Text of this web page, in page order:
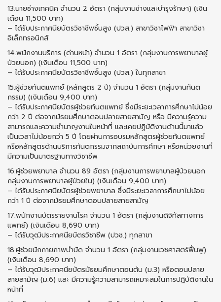
13.นายช่างเทคนิค จํานวน 2 อัตรา (กลุ่มงานช่างและบำรุงรักษา) (เงิน
เดือน 11,500 บาท)
– ได้รับประกาศนียบัตรวิชาชีพชั้นสูง (ปวส.) สาขาวิชาไฟฟ้า สาขาวิชา
อิเล็กทรอนิกส์
14.พนักงานบริการ (ด่านหน้า) จํานวน 1 อัตรา (กลุ่มงานการพยาบาลผู้
ป่วยนอก) (เงินเดือน 11,500 บาท)
– ได้รับประกาศนียบัตรวิชาชีพชั้นสูง (ปวส.) ในทุกสาขา
15.ผู้ช่วยทันตแพทย์ (หลักสูตร 2 ปี) จํานวน 1 อัตรา (กลุ่มงานทันต
กรรม) (เงินเดือน 9,400 บาท)
– ได้รับประกาศนียบัตรผู้ช่วยทันตแพทย์ ซึ่งมีระยะเวลาการศึกษาไม่น้อย
กว่า 2 ปี ต่อจากมัธยมศึกษาตอนปลายสายสามัญ หรือ มีความรู้ความ
สามารถและความชำนาญงานในหน้าที่ และเคยปฏิบัติงานด้านนี้มาแล้ว
เป็นเวลาไม่น้อยกว่า 5 ปี โดยผ่านการอบรมหลักสูตรผู้ช่วยทันตแพทย์
หรือหลักสูตรด้านบริการทันตกรรมจากสถาบันการศึกษา หรือหน่วยงานที่
มีความเป็นมาตรฐานทางวิชาชีพ
16.ผู้ช่วยพยาบาล จํานวน 89 อัตรา (กลุ่มงานการพยาบาลผู้ป่วยนอก
กลุ่มงานการพยาบาลผู้ป่วยใน) (เงินเดือน 9,400 บาท)
– ได้รับประกาศนียบัตรผู้ช่วยพยาบาล ซึ่งมีระยะเวลาการศึกษาไม่น้อย
กว่า 1 ปี ต่อจากมัธยมศึกษาตอนปลายสายสามัญ
17.พนักงานบัตรรายงานโรค จํานวน 1 อัตรา (กลุ่มงานดิจิทัลทางการ
แพทย์) (เงินเดือน 8,690 บาท)
– ได้รับวุฒิประกาศนียบัตรวิชาชีพ (ปวช.) ทุกสาขา
18.ผู้ช่วยนักกายภาพบำบัด จํานวน 1 อัตรา (กลุ่มงานเวชศาสตร์ฟื้นฟู)
(เงินเดือน 8,690 บาท)
– ได้รับวุฒิประกาศนียบัตรมัธยมศึกษาตอนต้น (ม.3) หรือตอนปลาย
สายสามัญ (ม.6) และ มีความรู้ความสามารถเหมาะสมในการปฏิบัติงานใน
หน้าที่